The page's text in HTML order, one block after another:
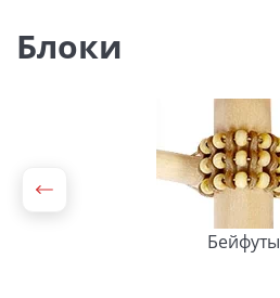
Пластиковые модели
Архитектурные макеты
Блоки
Бейфуты